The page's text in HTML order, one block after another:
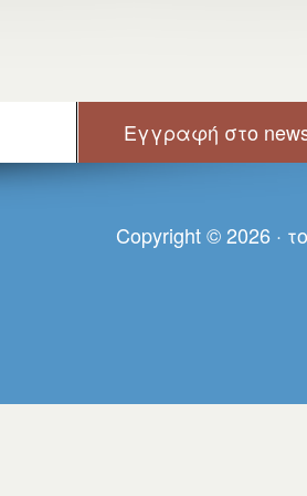
Copyright © 2026 ·